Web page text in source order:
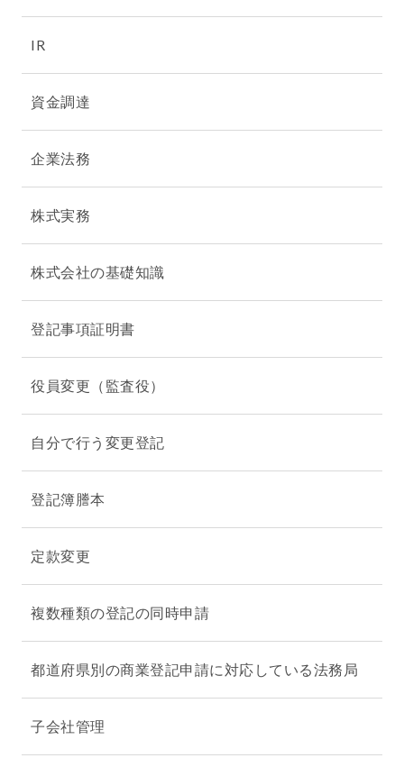
IR
資金調達
企業法務
株式実務
株式会社の基礎知識
登記事項証明書
役員変更（監査役）
自分で行う変更登記
登記簿謄本
定款変更
複数種類の登記の同時申請
都道府県別の商業登記申請に対応している法務局
子会社管理